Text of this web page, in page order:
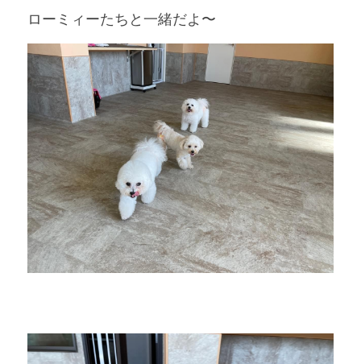
ローミィーたちと一緒だよ〜